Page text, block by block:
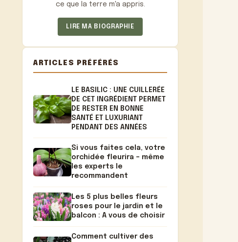
ce que la terre m'a appris.
LIRE MA BIOGRAPHIE
ARTICLES PRÉFÉRÉS
LE BASILIC : UNE CUILLERÉE
DE CET INGRÉDIENT PERMET
DE RESTER EN BONNE
SANTÉ ET LUXURIANT
PENDANT DES ANNÉES
Si vous faites cela, votre
orchidée fleurira – même
les experts le
recommandent
Les 5 plus belles fleurs
roses pour le jardin et le
balcon : A vous de choisir
Comment cultiver des